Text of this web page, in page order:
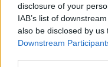
disclosure of your
IAB’s list of
also be disclosed by
Downstream